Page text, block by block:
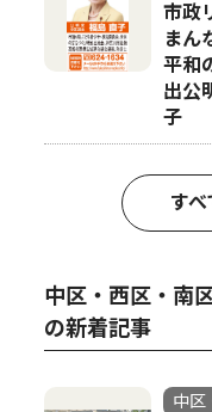
4
市政
まん
平和
出公
子
すべ
中区・西区・南
の新着記事
中区